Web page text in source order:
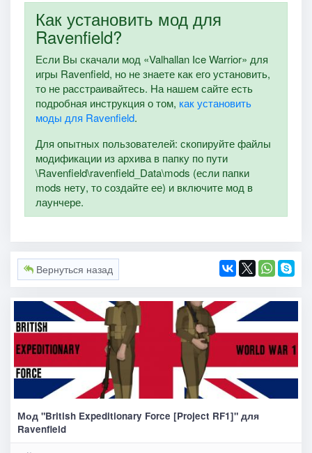
Как установить мод для
Ravenfield?
Если Вы скачали мод «Valhallan Ice Warrior» для
игры Ravenfield, но не знаете как его установить,
то не расстраивайтесь. На нашем сайте есть
подробная инструкция о том, как установить
моды для Ravenfield.
Для опытных пользователей: скопируйте файлы
модификации из архива в папку по пути
\Ravenfield\ravenfield_Data\mods (если папки
mods нету, то создайте ее) и включите мод в
лаунчере.
Вернуться назад
Мод "British Expeditionary Force [Project RF1]" для
Ravenfield